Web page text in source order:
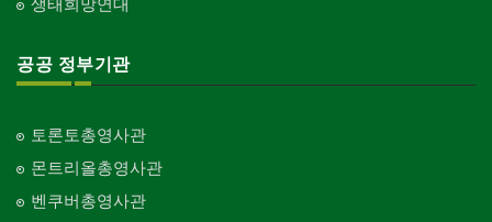
공공 정부기관
토론토총영사관
몬트리올총영사관
벤쿠버총영사관